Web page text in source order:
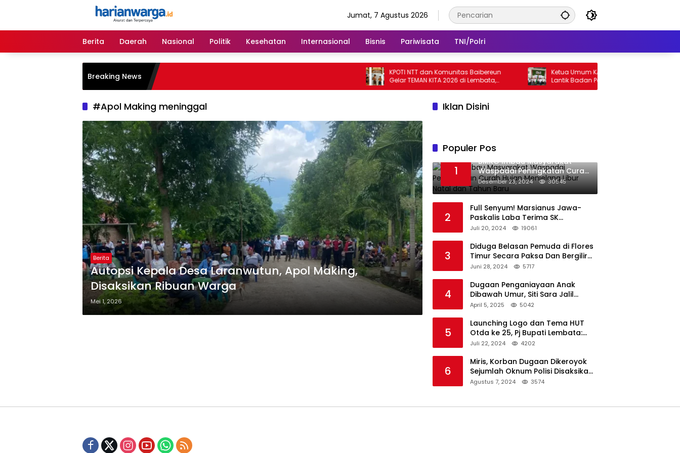
Jumat, 7 Agustus 2026
Berita Daerah Nasional Politik Kesehatan Internasional Bisnis Pariwisata TNI/Polri
Breaking News
KPOTI NTT dan Komunitas Baibereun
Gelar TEMAN KITA 2026 di Lembata,
Hidupkan Kembali Permainan
Ketua Umum KADIN NTT Bobby Lianto
Lantik Badan Pengurus KADIN Lembata
#Apol Making meninggal
Berita
Autopsi Kepala Desa Laranwutun, Apol Making,
Disaksikan Ribuan Warga
Mei 1, 2026
Iklan Disini
Populer Pos
1
BMKG Imbau Masyarakat
Waspadai Peningkatan Curah
Hujan Menjelang Libur Natal
dan Tahun Baru
Desember 23, 2024 30545
2
Full Senyum! Marsianus Jawa-
Paskalis Laba Terima SK
Dukungan Resmi Untuk Pilkada
Juli 20, 2024 19061
3
Diduga Belasan Pemuda di Flores
Timur Secara Paksa Dan Bergilir
Setubuhi Gadis di Bawah Umur
Juni 28, 2024 5717
4
Dugaan Penganiayaan Anak
Dibawah Umur, Siti Sara Jalil
Seorang Warga Desa Normal 1
April 5, 2025 5042
5
Launching Logo dan Tema HUT
Otda ke 25, Pj Bupati Lembata:
Tema ini Bukan Sekedar Refleksi
Juli 22, 2024 4202
6
Miris, Korban Dugaan Dikeroyok
Sejumlah Oknum Polisi Disaksikan
Istri
Agustus 7, 2024 3574